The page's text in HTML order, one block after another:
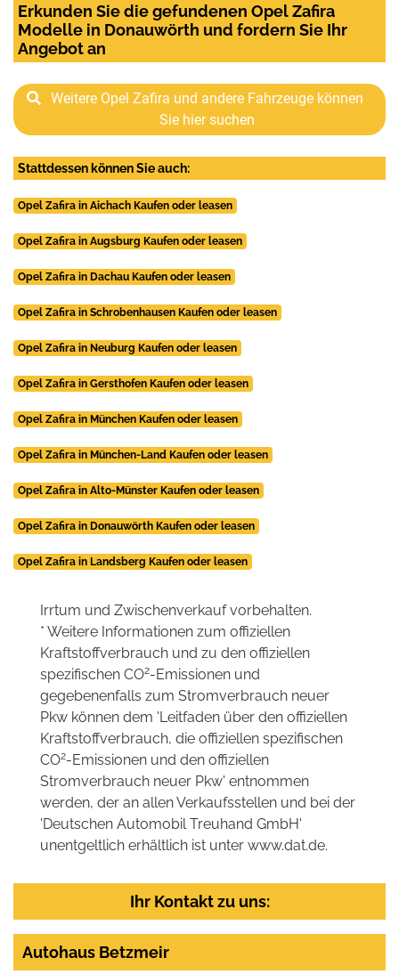
Erkunden Sie die gefundenen Opel Zafira
Modelle in Donauwörth und fordern Sie Ihr
Angebot an
Weitere Opel Zafira und andere Fahrzeuge können
Sie hier suchen
Stattdessen können Sie auch:
Opel Zafira in Aichach Kaufen oder leasen
Opel Zafira in Augsburg Kaufen oder leasen
Opel Zafira in Dachau Kaufen oder leasen
Opel Zafira in Schrobenhausen Kaufen oder leasen
Opel Zafira in Neuburg Kaufen oder leasen
Opel Zafira in Gersthofen Kaufen oder leasen
Opel Zafira in München Kaufen oder leasen
Opel Zafira in München-Land Kaufen oder leasen
Opel Zafira in Alto-Münster Kaufen oder leasen
Opel Zafira in Donauwörth Kaufen oder leasen
Opel Zafira in Landsberg Kaufen oder leasen
Irrtum und Zwischenverkauf vorbehalten.
* Weitere Informationen zum offiziellen
Kraftstoffverbrauch und zu den offiziellen
spezifischen CO2-Emissionen und
gegebenenfalls zum Stromverbrauch neuer
Pkw können dem 'Leitfaden über den offiziellen
Kraftstoffverbrauch, die offiziellen spezifischen
CO2-Emissionen und den offiziellen
Stromverbrauch neuer Pkw' entnommen
werden, der an allen Verkaufsstellen und bei der
'Deutschen Automobil Treuhand GmbH'
unentgeltlich erhältlich ist unter www.dat.de.
Ihr Kontakt zu uns:
Autohaus Betzmeir